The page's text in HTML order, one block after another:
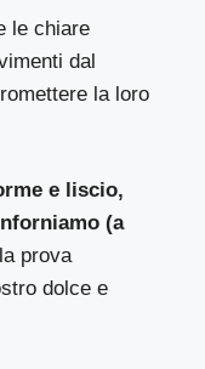
le chiare
dal
la loro
e liscio,
(a
prova
dolce e